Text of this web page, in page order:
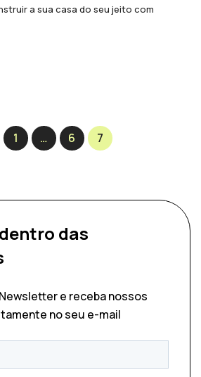
a sua casa do seu jeito com
1 … 6 7
das
e receba nossos
no seu e-mail